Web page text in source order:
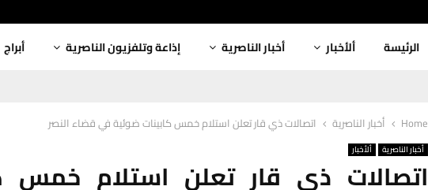
الرئيسة ألأخبار أخبار الناصرية إذاعة وتلفزيون الناصرية أبراج
Home أخبار الناصرية اتصالات ذي قار تعلن استلام خمس كابينات ضوئية في قضاء النصر
أخبار الناصرية ألأخبار
اتصالات ذي قار تعلن استلام خمس